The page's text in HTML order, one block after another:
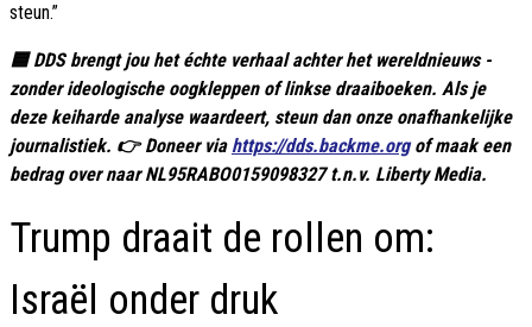
steun.”
🟦 DDS brengt jou het échte verhaal achter het wereldnieuws -
zonder ideologische oogkleppen of linkse draaiboeken. Als je
deze keiharde analyse waardeert, steun dan onze onafhankelijke
journalistiek. 👉 Doneer viahttps://dds.backme.orgof maak een
bedrag over naar NL95RABO0159098327 t.n.v. Liberty Media.
Trump draait de rollen om:
Israël onder druk